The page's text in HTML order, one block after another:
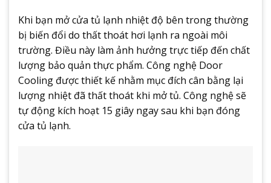
Khi bạn mở cửa tủ lạnh nhiệt độ bên trong thường
bị biến đổi do thất thoát hơi lạnh ra ngoài môi
trường. Điều này làm ảnh hưởng trực tiếp đến chất
lượng bảo quản thực phẩm. Công nghệ Door
Cooling được thiết kế nhằm mục đích cân bằng lại
lượng nhiệt đã thất thoát khi mở tủ. Công nghệ sẽ
tự động kích hoạt 15 giây ngay sau khi bạn đóng
cửa tủ lạnh.